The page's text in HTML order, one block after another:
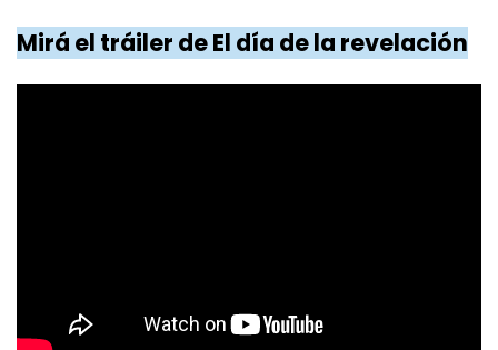
Mirá el tráiler de El día de la revelación